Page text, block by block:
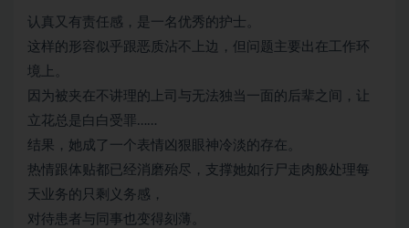
认真又有责任感，是一名优秀的护士。
这样的形容似乎跟恶质沾不上边，但问题主要出在工作环
境上。
因为被夹在不讲理的上司与无法独当一面的后辈之间，让
立花总是白白受罪……
结果，她成了一个表情凶狠眼神冷淡的存在。
热情跟体贴都已经消磨殆尽，支撑她如行尸走肉般处理每
天业务的只剩义务感，
对待患者与同事也变得刻薄。